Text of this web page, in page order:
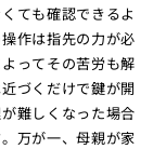
ても確認できるよ
作は指先の力が必
ってその苦労も解
づくだけで鍵が開
難しくなった場合
万が一、母親が家